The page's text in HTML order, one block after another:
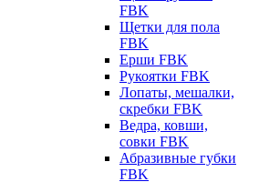
FBK
Щетки для пола
FBK
Ерши FBK
Рукоятки FBK
Лопаты, мешалки,
скребки FBK
Ведра, ковши,
совки FBK
Абразивные губки
FBK